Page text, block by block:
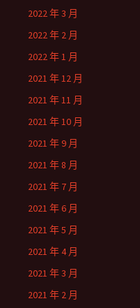
2022 年 3 月
2022 年 2 月
2022 年 1 月
2021 年 12 月
2021 年 11 月
2021 年 10 月
2021 年 9 月
2021 年 8 月
2021 年 7 月
2021 年 6 月
2021 年 5 月
2021 年 4 月
2021 年 3 月
2021 年 2 月